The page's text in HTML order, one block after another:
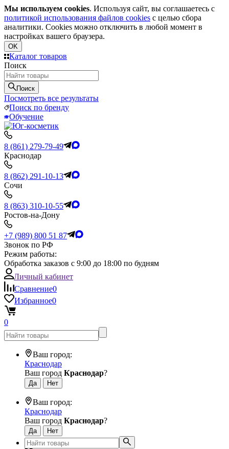
Мы используем cookies. Используя сайт, вы соглашаетесь с
политикой использования файлов cookies с целью сбора
аналитики. Cookies можно отключить в любой момент в
настройках вашего браузера.
OK
Каталог товаров
Поиск
Поиск
Посмотреть все результаты
Поиск по бренду
Обучение
8 (861) 279-79-49
Краснодар
8 (862) 291-10-13
Сочи
8 (863) 310-10-55
Ростов-на-Дону
+7 (989) 800 51 87
Звонок по РФ
Режим работы:
Обработка заказов с 9:00 до 18:00 по будням
Личный кабинет
Сравнение0
Избранное0
0
Ваш город:
Краснодар
Ваш город Краснодар?
Ваш город:
Краснодар
Ваш город Краснодар?